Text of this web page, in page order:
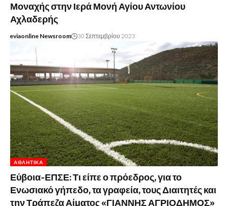
Μοναχής στην Ιερά Μονή Αγίου Αντωνίου
Αχλαδερής
eviaonline Newsroom 30 Σεπτεμβρίου 2023
ΑΘΛΗΤΙΚΆ
Εύβοια-ΕΠΣΕ: Τι είπε ο πρόεδρος, για το
Ενωσιακό γήπεδο, τα γραφεία, τους Διαιτητές και
την Τράπεζα Αίματος «ΓΙΑΝΝΗΣ ΑΓΡΙΟΔΗΜΟΣ»